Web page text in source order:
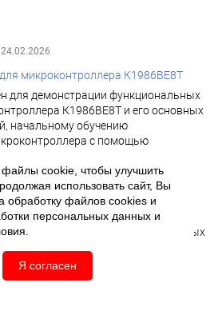
микроконтроллера К1986ВЕ8Т
для демонстрации функциональных
К1986ВЕ8Т и его основных
начальному обучению
с помощью
программы, а также
с применением
блоков. Отладочный комплект для
Комплект предназначен для
возможностей
и его основных периферийных
cookie, чтобы улучшить
использовать сайт, Вы
обработку файлов cookies и
персональных данных и
Я согласен